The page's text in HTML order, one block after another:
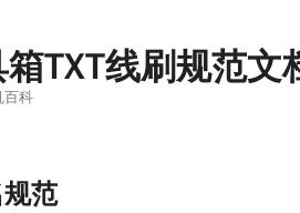
TXT线刷规范文
百科
范